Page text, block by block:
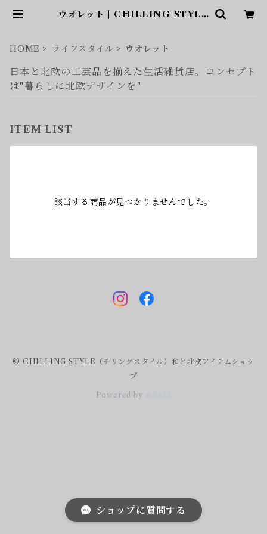
ウオレット | CHILLING STYLE
HOME
ライフスタイル ウオレット
日本と北欧の工芸品を揃えた生活雑貨店。コンセプト
は"暮らしに北欧デザインを"
ITEM LIST
該当する商品が見つかりませんでした。
© CHILLING STYLE（チリングスタイル）和と北欧アイテムショッ
プ
Powered by
ショップに質問する